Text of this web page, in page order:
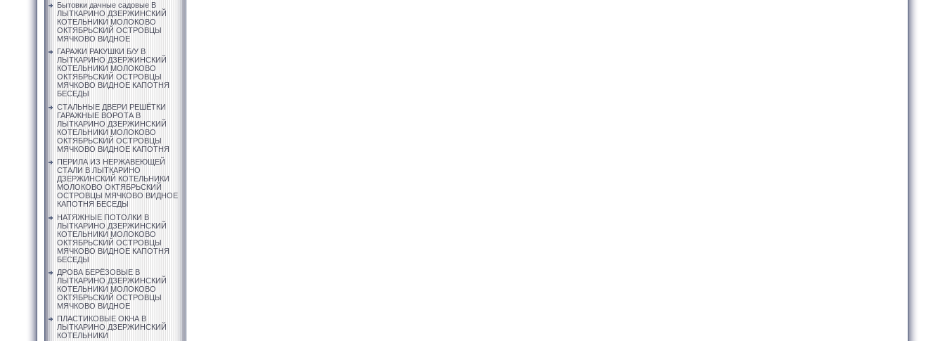
Бытовки дачные садовые В
ЛЫТКАРИНО ДЗЕРЖИНСКИЙ
КОТЕЛЬНИКИ МОЛОКОВО
ОКТЯБРЬСКИЙ ОСТРОВЦЫ
МЯЧКОВО ВИДНОЕ
ГАРАЖИ РАКУШКИ Б/У В
ЛЫТКАРИНО ДЗЕРЖИНСКИЙ
КОТЕЛЬНИКИ МОЛОКОВО
ОКТЯБРЬСКИЙ ОСТРОВЦЫ
МЯЧКОВО ВИДНОЕ КАПОТНЯ
БЕСЕДЫ
СТАЛЬНЫЕ ДВЕРИ РЕШЁТКИ
ГАРАЖНЫЕ ВОРОТА В
ЛЫТКАРИНО ДЗЕРЖИНСКИЙ
КОТЕЛЬНИКИ МОЛОКОВО
ОКТЯБРЬСКИЙ ОСТРОВЦЫ
МЯЧКОВО ВИДНОЕ КАПОТНЯ
ПЕРИЛА ИЗ НЕРЖАВЕЮЩЕЙ
СТАЛИ В ЛЫТКАРИНО
ДЗЕРЖИНСКИЙ КОТЕЛЬНИКИ
МОЛОКОВО ОКТЯБРЬСКИЙ
ОСТРОВЦЫ МЯЧКОВО ВИДНОЕ
КАПОТНЯ БЕСЕДЫ
НАТЯЖНЫЕ ПОТОЛКИ В
ЛЫТКАРИНО ДЗЕРЖИНСКИЙ
КОТЕЛЬНИКИ МОЛОКОВО
ОКТЯБРЬСКИЙ ОСТРОВЦЫ
МЯЧКОВО ВИДНОЕ КАПОТНЯ
БЕСЕДЫ
ДРОВА БЕРЁЗОВЫЕ В
ЛЫТКАРИНО ДЗЕРЖИНСКИЙ
КОТЕЛЬНИКИ МОЛОКОВО
ОКТЯБРЬСКИЙ ОСТРОВЦЫ
МЯЧКОВО ВИДНОЕ
ПЛАСТИКОВЫЕ ОКНА В
ЛЫТКАРИНО ДЗЕРЖИНСКИЙ
КОТЕЛЬНИКИ